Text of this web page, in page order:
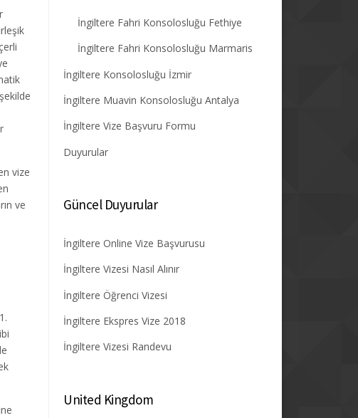
vize
ve
İngiltere Fahri Konsolosluğu Fethiye
İngiltere Fahri Konsolosluğu Marmaris
İngiltere Konsolosluğu İzmir
İngiltere Muavin Konsolosluğu Antalya
İngiltere Vize Başvuru Formu
Duyurular
Güncel Duyurular
İngiltere Online Vize Başvurusu
İngiltere Vizesi Nasıl Alınır
İngiltere Öğrenci Vizesi
İngiltere Ekspres Vize 2018
İngiltere Vizesi Randevu
United Kingdom